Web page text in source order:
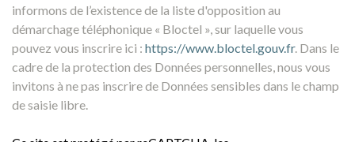
informons de l’existence de la liste d'opposition au
démarchage téléphonique « Bloctel », sur laquelle vous
pouvez vous inscrire ici : https://www.bloctel.gouv.fr. Dans le
cadre de la protection des Données personnelles, nous vous
invitons à ne pas inscrire de Données sensibles dans le champ
de saisie libre.